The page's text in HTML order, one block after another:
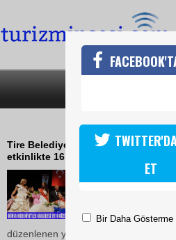
KRALİÇE
Tire Belediyesi Kültür Merkezi ve
etkinlikte 16 ülkeden genç kızlar
24 Ocak 2010
Süha
düzenlenen yarışmada dereceye
ET
Bir Daha Gösterme